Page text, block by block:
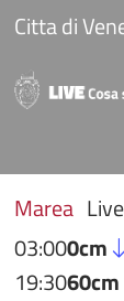
Salta al
Citta di
Marea
03:000cm
19:3060cm